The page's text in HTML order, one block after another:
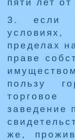
пяти лет
3. если
условиях,
пределах
праве
пользу
заведение
же,